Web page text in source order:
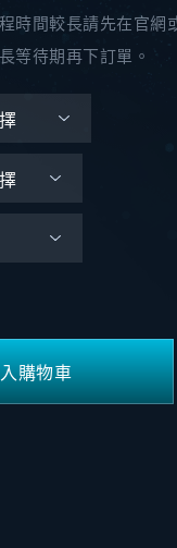
時間較長請先在官網
等待期再下訂單。
購物車